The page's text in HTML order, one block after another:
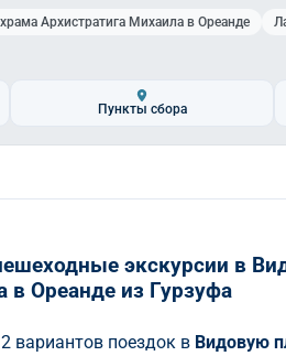
Архистратига Михаила в Ореанде
Пункты сбора
экскурсии в
в Ореанде из Гурзуфа
вариантов поездок в Видовую